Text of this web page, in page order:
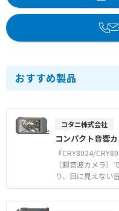
おすすめ製品
コタニ株式会社
コンパクト音響
『CRY8024/
（超音波カメラ）
り、目に見えない
クアレイを搭載し
ます。 圧縮空気の